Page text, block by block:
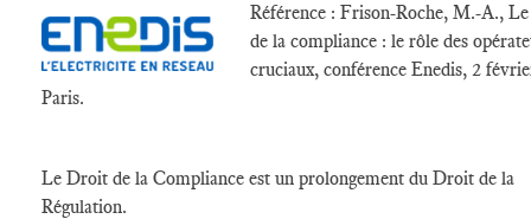
Référence : Frison-Roche, M.-A.,
de la compliance : le rôle des
cruciaux, conférence Enedis, 2
Paris.
Le Droit de la Compliance est un prolongement du Droit de la
Régulation.